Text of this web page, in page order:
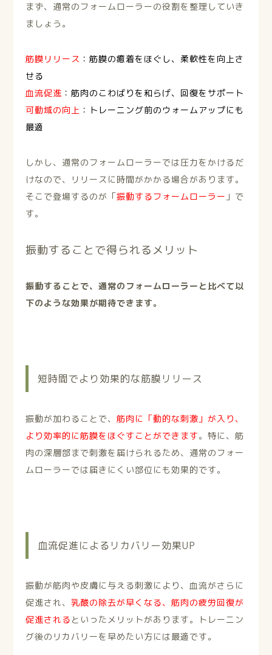
まず、通常のフォームローラーの役割を整理していき
ましょう。
筋膜リリース ：筋膜の癒着をほぐし、柔軟性を向上さ
せる
血流促進 ：筋肉のこわばりを和らげ、回復をサポート
可動域の向上 ：トレーニング前のウォームアップにも
最適
しかし、通常のフォームローラーでは圧力をかけるだ
けなので、リリースに時間がかかる場合があります。
そこで登場するのが「振動するフォームローラー 」で
す。
振動することで得られるメリット
振動することで、通常のフォームローラーと比べて以
下のような効果が期待できます。
短時間でより効果的な筋膜リリース
振動が加わることで、筋肉に「動的な刺激」が入り、
より効率的に筋膜をほぐすことができます。特に、筋
肉の深層部まで刺激を届けられるため、通常のフォー
ムローラーでは届きにくい部位にも効果的です。
血流促進によるリカバリー効果UP
振動が筋肉や皮膚に与える刺激により、血流がさらに
促進され、乳酸の除去が早くなる、筋肉の疲労回復が
促進される といったメリットがあります。トレーニン
グ後のリカバリーを早めたい方には最適です。